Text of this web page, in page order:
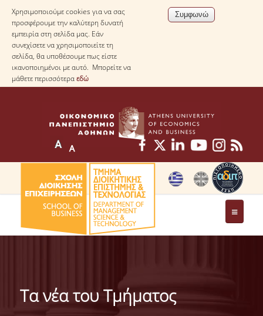
Χρησιμοποιούμε cookies για να σας
προσφέρουμε την καλύτερη δυνατή
εμπειρία στη σελίδα μας. Εάν
συνεχίσετε να χρησιμοποιείτε τη
σελίδα, θα υποθέσουμε πως είστε
ικανοποιημένοι με αυτό. Μπορείτε να
μάθετε περισσότεραεδώ
ΤΟ ΤΜΗΜΑ
ΤΑΥΤΟΤΗΤΑ ΤΟΥ ΤΜΗΜΑΤΟΣ
ΑΠΟΣΤΟΛΗ ΤΟΥ ΤΜΗΜΑΤΟΣ
Τα νέα του Τμήματος